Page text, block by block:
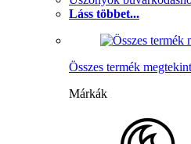
Láss többet...
Összes termék
Márkák